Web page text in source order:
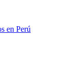
en Perú